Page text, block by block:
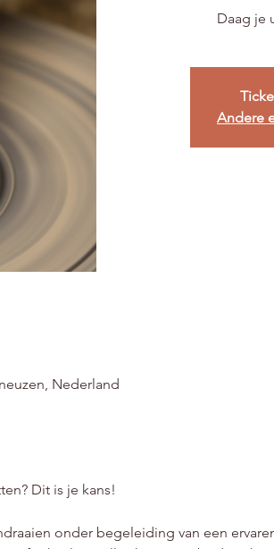
Andere
Nederland
Dit is je kans!
onder begeleiding van een